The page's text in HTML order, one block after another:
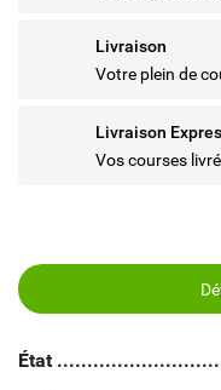
Livraison
Votre plein de
Livraison
Vos courses
État